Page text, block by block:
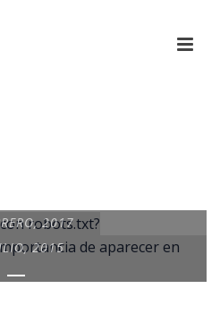
2017
TRAPOS
2015